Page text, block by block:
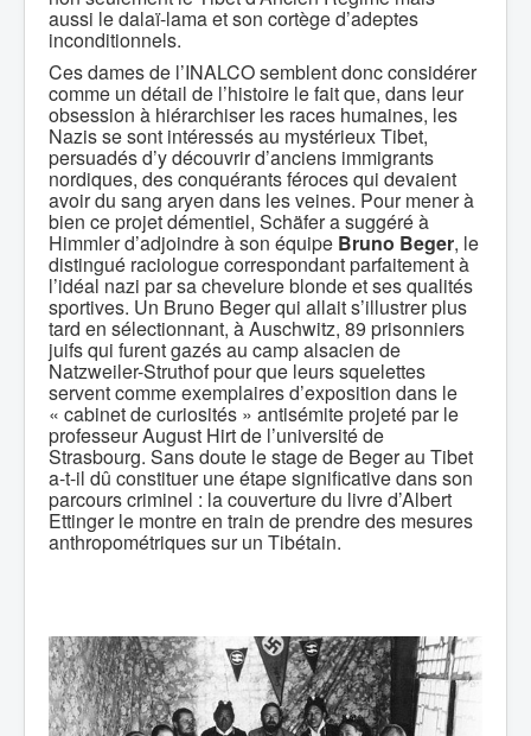
aussi le dalaï-lama et son cortège d’adeptes
inconditionnels.
Ces dames de l’INALCO semblent donc considérer
comme un détail de l’histoire le fait que, dans leur
obsession à hiérarchiser les races humaines, les
Nazis se sont intéressés au mystérieux Tibet,
persuadés d’y découvrir d’anciens immigrants
nordiques, des conquérants féroces qui devaient
avoir du sang aryen dans les veines. Pour mener à
bien ce projet démentiel, Schäfer a suggéré à
Himmler d’adjoindre à son équipe Bruno Beger, le
distingué raciologue correspondant parfaitement à
l’idéal nazi par sa chevelure blonde et ses qualités
sportives. Un Bruno Beger qui allait s’illustrer plus
tard en sélectionnant, à Auschwitz, 89 prisonniers
juifs qui furent gazés au camp alsacien de
Natzweiler-Struthof pour que leurs squelettes
servent comme exemplaires d’exposition dans le
« cabinet de curiosités » antisémite projeté par le
professeur August Hirt de l’université de
Strasbourg. Sans doute le stage de Beger au Tibet
a-t-il dû constituer une étape significative dans son
parcours criminel : la couverture du livre d’Albert
Ettinger le montre en train de prendre des mesures
anthropométriques sur un Tibétain.